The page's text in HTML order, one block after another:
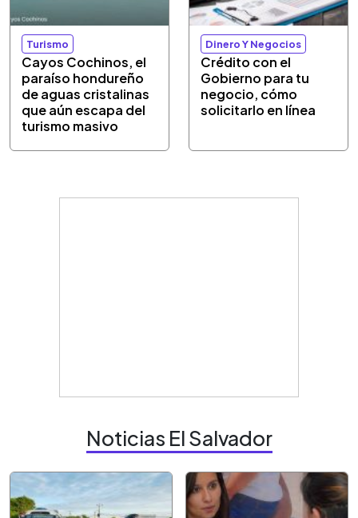
Turismo
Cayos Cochinos, el
paraíso hondureño
de aguas cristalinas
que aún escapa del
turismo masivo
Dinero Y Negocios
Crédito con el
Gobierno para tu
negocio, cómo
solicitarlo en línea
Noticias El Salvador